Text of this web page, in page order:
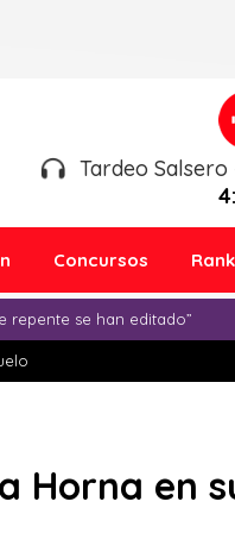
Tardeo
Concursos
repente se han editado”
Horna en